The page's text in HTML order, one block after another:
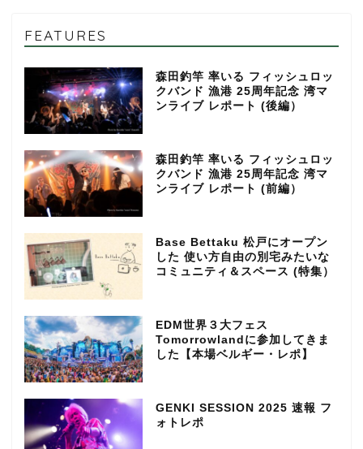
FEATURES
森田釣竿 率いる フィッシュロッ
クバンド 漁港 25周年記念 湾マ
ンライブ レポート (後編）
森田釣竿 率いる フィッシュロッ
クバンド 漁港 25周年記念 湾マ
ンライブ レポート (前編）
Base Bettaku 松戸にオープン
した 使い方自由の別宅みたいな
コミュニティ＆スペース (特集）
EDM世界３大フェス
Tomorrowlandに参加してきま
した【本場ベルギー・レポ】
GENKI SESSION 2025 速報 フ
ォトレポ